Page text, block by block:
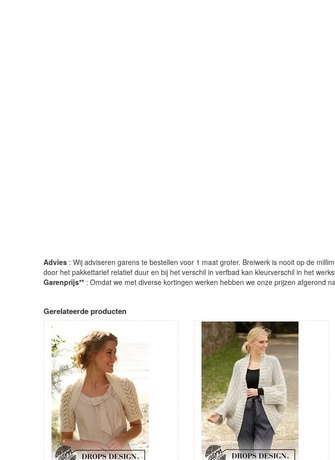
Advies : Wij adviseren garens te bestellen voor 1 maat groter. Breiwerk is nooit op de
door het pakkettarief relatief duur en bij het verschil in verfbad kan kleurverschil in het
Garenprijs** : Omdat we met diverse kortingen werken hebben we onze prijzen afgerond
Gerelateerde producten